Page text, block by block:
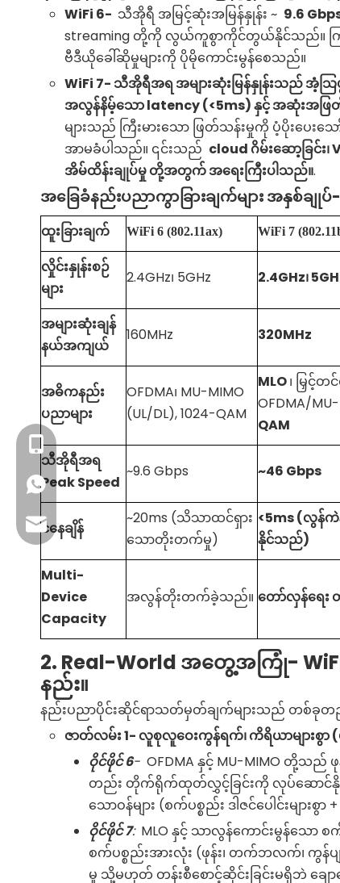
WiFi 6- သီအိုရီ အမြင့်ဆုံးအမြန်နှုန်း ~ 9.6
streaming တို့ကို လွယ်ကူစွာကိုင်တွယ်နိုင်သည်။ ကြာ
ဗီဒီယိုခေါ်ဆိုမှုများကို ပိုမိုကောင်းမွန်စေသည်။
WiFi 7- သီအိုရီအရ အများဆုံးမြန်နှုန်းသည် အံ့သ
အလွန်နိမ့်သော latency (<5ms) နှင့် အဆုံးအဖြ
များသည် ကြီးမားသော ဖြတ်သန်းမှုကို ပံ့ပိုးပေး
အာမခံပါသည်။ ၎င်းသည် cloud ဂိမ်းဆော့ခြင်း၊
အိမ်ထိန်းချုပ်မှု တို့အတွက် အရေးကြီးပါသည်။.
အခြေခံနည်းပညာကွာခြားချက်များ အနှစ်ချုပ်-
ထူးခြားချက် WiFi 6 (802.11ax) WiFi 7
လှိုင်းနှုန်းစဉ်
များ
2.4GHz၊ 5GHz 2.4GHz၊
အများဆုံးချန်
နယ်အကျယ်
160MHz 320MHz
အဓိကနည်း
ပညာများ
OFDMA၊ MU-MIMO
(UL/DL), 1024-QAM
MLO၊ မြှင့်တ
OFDMA/MU-
QAM
သီအိုရီအရ
Peak Speed
~9.6 Gbps ~46 Gbps
ငံနေချိန်
~20ms (သိသာထင်ရှား
သောတိုးတက်မှု)
<5ms (လွန်ကဲ
နိုင်သည်)
Multi-
Device
Capacity
အလွန်တိုးတက်ခဲ့သည်။ တော်လှန်ရေး
2. Real-World အတွေ့အကြုံ-
နည်း။
နည်းပညာပိုင်းဆိုင်ရာသတ်မှတ်ချက်များသည် တစ်ခု
ဇာတ်လမ်း 1- လူစုလူဝေးကွန်ရက်၊ ကိရိယာများစွ
ဝိုင်ဖိုင်6- OFDMA နှင့် MU-MIMO တို့သည်
တည်း တိုက်ရိုက်ထုတ်လွှင့်ခြင်းကို လုပ်ဆောင်နို
သောဝန်များ (စက်ပစ္စည်း ဒါဇင်ပေါင်းမျ
ဝိုင်ဖိုင်7: MLO နှင့် သာလွန်ကောင်းမွန်သော စက်
စက်ပစ္စည်းအားလုံး (ဖုန်း၊ တက်ဘလက်၊ ကွ
မှု သို့မဟုတ် တန်းစီစောင့်ဆိုင်းခြင်းမရှိဘဲ ချေ
+86- 13923714138
+86 13923714138
လုပ်ငန်းအီးမေးလ်- sales@lb-link.com
နည်းပညာပံ့ပိုးမှု- info@lb-link.com
တိုင်ကြားချက်အီးမေးလ်- complain@lb-link.com